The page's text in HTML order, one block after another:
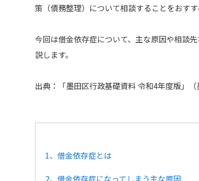
策（債務整理）について相談することをおすす
今回は借金依存症について、主な原因や相談
説します。
出典：「墨田区行政基礎資料 令和4年度版」（
1、借金依存症とは
2、借金依存症になってしまう主な原因